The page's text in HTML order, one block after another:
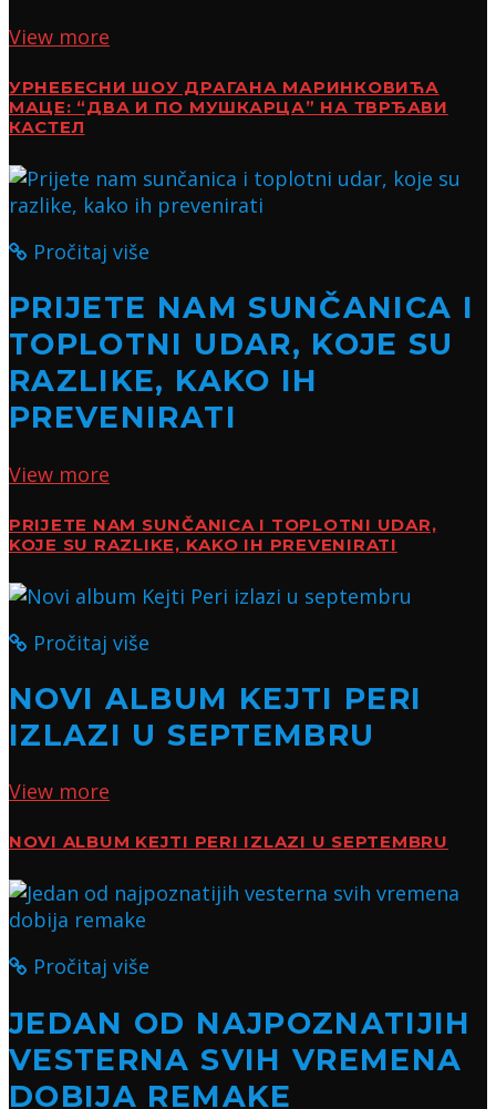
View more
УРНЕБЕСНИ ШОУ ДРАГАНА МАРИНКОВИЋА
МАЦЕ: “ДВА И ПО МУШКАРЦА” НА ТВРЂАВИ
КАСТЕЛ
Pročitaj više
PRIJETE NAM SUNČANICA I
TOPLOTNI UDAR, KOJE SU
RAZLIKE, KAKO IH
PREVENIRATI
View more
PRIJETE NAM SUNČANICA I TOPLOTNI UDAR,
KOJE SU RAZLIKE, KAKO IH PREVENIRATI
Pročitaj više
NOVI ALBUM KEJTI PERI
IZLAZI U SEPTEMBRU
View more
NOVI ALBUM KEJTI PERI IZLAZI U SEPTEMBRU
Pročitaj više
JEDAN OD NAJPOZNATIJIH
VESTERNA SVIH VREMENA
DOBIJA REMAKE